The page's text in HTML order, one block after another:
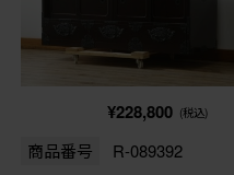
¥228,800 (税込)
商品番号 R-089392